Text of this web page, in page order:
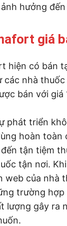
hưởng
giá
hiện có bán
các nhà
bán với giá
phát triển
hoàn toàn
tận tiệm
tận nơi.
web của nhà
trường hợp
lượng gây ra